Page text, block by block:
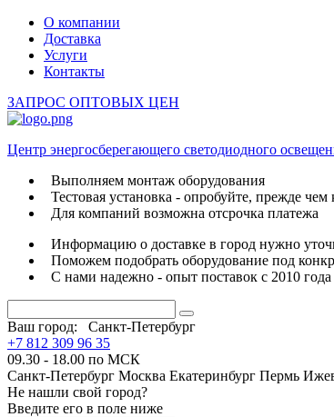
О компании
Доставка
Услуги
Контакты
ЗАПРОС ОПТОВЫХ ЦЕН
Центр энергосберегающего светодиодного
Выполняем монтаж оборудования
Тестовая установка - опробуйте, прежде чем
Для компаний возможна отсрочка платежа
Информацию о доставке в город нужно
Поможем подобрать оборудование под
С нами надежно - опыт поставок с 2010 года
Ваш город:
Санкт-Петербург
+7 812 309 96 35
09.30 - 18.00 по МСК
Санкт-Петербург Москва Екатеринбург Пермь
Не нашли свой город?
Введите его в поле ниже